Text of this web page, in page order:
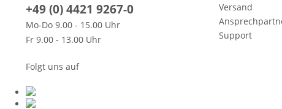
+49 (0) 4421 9267-0
Mo-Do 9.00 - 15.00 Uhr
Fr 9.00 - 13.00 Uhr
Folgt uns auf
Versand
Support